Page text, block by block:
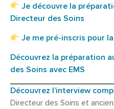
Je découvre la
Directeur des Soins
Je me pré-inscris pour
Découvrez la préparation
des Soins avec EMS
Découvrez l’interview
Directeur des Soins et